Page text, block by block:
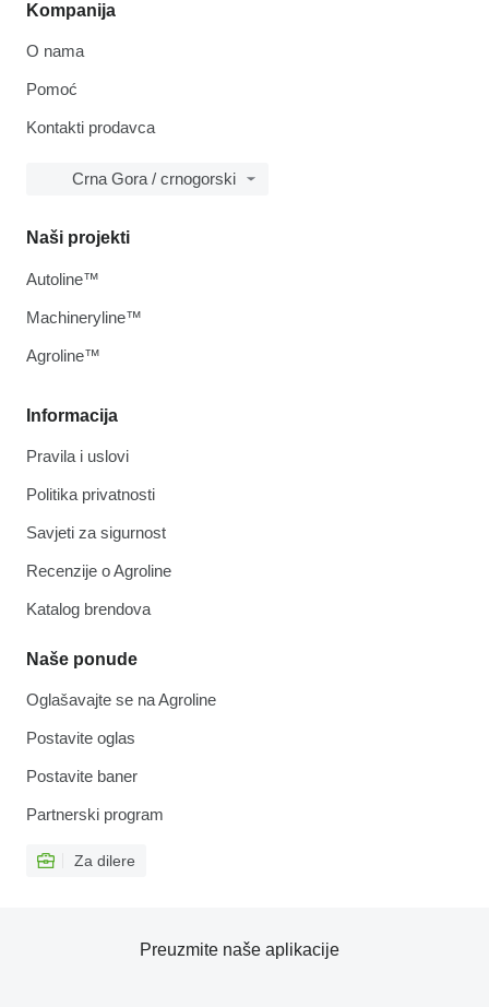
Kompanija
O nama
Pomoć
Kontakti prodavca
Crna Gora / crnogorski
Informacija
Pravila i uslovi
Politika privatnosti
Savjeti za sigurnost
Recenzije o Agroline
Katalog brendova
Naše ponude
Oglašavajte se na Agroline
Postavite oglas
Postavite baner
Partnerski program
Za dilere
Naši projekti
Autoline™
Machineryline™
Agroline™
Preuzmite naše aplikacije